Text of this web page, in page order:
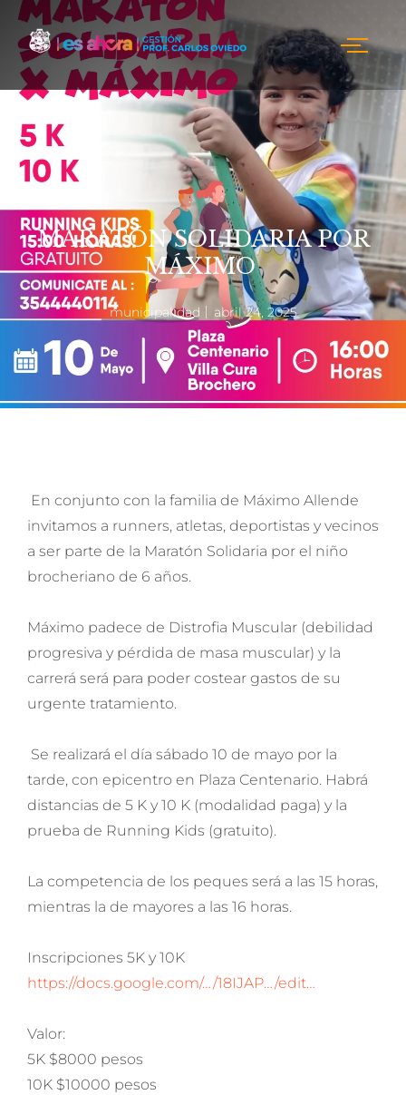
MARATÓN SOLIDARIA POR
MÁXIMO
municipalidad abril 24, 2025
En conjunto con la familia de Máximo Allende
invitamos a runners, atletas, deportistas y vecinos
a ser parte de la Maratón Solidaria por el niño
brocheriano de 6 años.
Máximo padece de Distrofia Muscular (debilidad
progresiva y pérdida de masa muscular) y la
carrerá será para poder costear gastos de su
urgente tratamiento.
Se realizará el día sábado 10 de mayo por la
tarde, con epicentro en Plaza Centenario. Habrá
distancias de 5 K y 10 K (modalidad paga) y la
prueba de Running Kids (gratuito).
La competencia de los peques será a las 15 horas,
mientras la de mayores a las 16 horas.
Inscripciones 5K y 10K
https://docs.google.com/…/18IJAP…/edit…
Valor:
5K $8000 pesos
10K $10000 pesos